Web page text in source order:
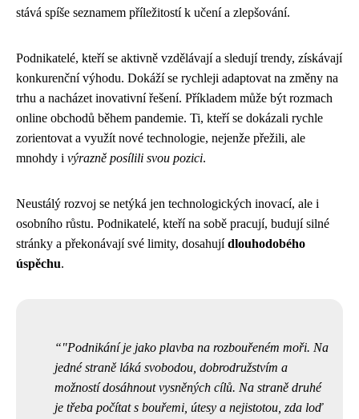
stává spíše seznamem příležitostí k učení a zlepšování.
Podnikatelé, kteří se aktivně vzdělávají a sledují trendy, získávají
konkurenční výhodu. Dokáží se rychleji adaptovat na změny na
trhu a nacházet inovativní řešení. Příkladem může být rozmach
online obchodů během pandemie. Ti, kteří se dokázali rychle
zorientovat a využít nové technologie, nejenže přežili, ale
mnohdy i výrazně posílili svou pozici.
Neustálý rozvoj se netýká jen technologických inovací, ale i
osobního růstu. Podnikatelé, kteří na sobě pracují, budují silné
stránky a překonávají své limity, dosahujídlouhodobého
úspěchu.
"Podnikání je jako plavba na rozbouřeném moři. Na
jedné straně láká svobodou, dobrodružstvím a
možností dosáhnout vysněných cílů. Na straně druhé
je třeba počítat s bouřemi, útesy a nejistotou, zda loď